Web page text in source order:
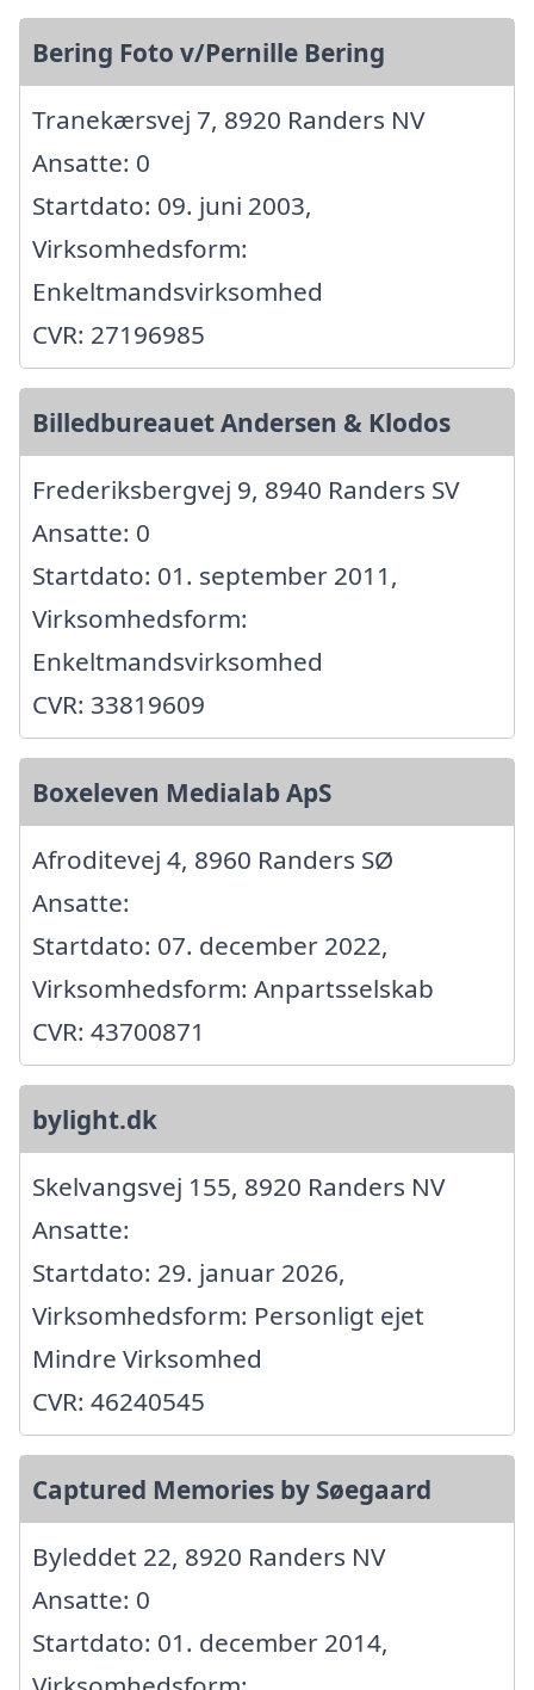
Bering Foto v/Pernille Bering
Tranekærsvej 7, 8920 Randers NV
Ansatte: 0
Startdato: 09. juni 2003,
Virksomhedsform:
Enkeltmandsvirksomhed
CVR: 27196985
Billedbureauet Andersen & Klodos
Frederiksbergvej 9, 8940 Randers SV
Ansatte: 0
Startdato: 01. september 2011,
Virksomhedsform:
Enkeltmandsvirksomhed
CVR: 33819609
Boxeleven Medialab ApS
Afroditevej 4, 8960 Randers SØ
Ansatte:
Startdato: 07. december 2022,
Virksomhedsform: Anpartsselskab
CVR: 43700871
bylight.dk
Skelvangsvej 155, 8920 Randers NV
Ansatte:
Startdato: 29. januar 2026,
Virksomhedsform: Personligt ejet
Mindre Virksomhed
CVR: 46240545
Captured Memories by Søegaard
Byleddet 22, 8920 Randers NV
Ansatte: 0
Startdato: 01. december 2014,